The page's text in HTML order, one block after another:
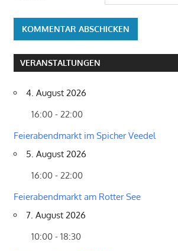
VERANSTALTUNGEN
4. August 2026
16:00 - 22:00
Feierabendmarkt im Spicher Veedel
5. August 2026
16:00 - 22:00
Feierabendmarkt am Rotter See
7. August 2026
10:00 - 18:30